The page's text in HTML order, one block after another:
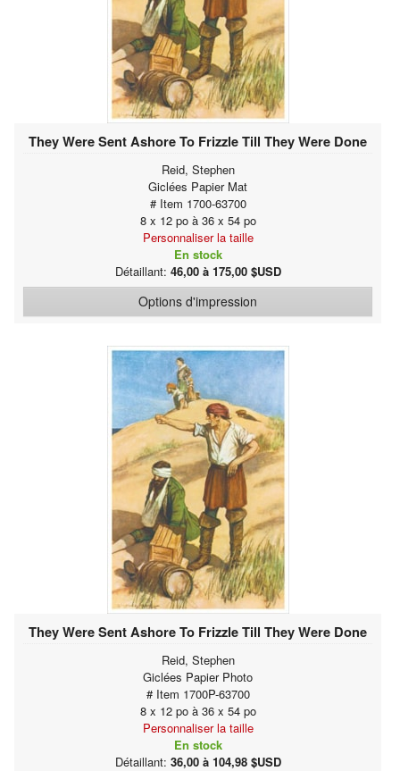
They Were Sent Ashore To Frizzle Till They Were Done
Reid, Stephen
Giclées Papier Mat
# Item 1700-63700
8 x 12 po à 36 x 54 po
Personnaliser la taille
En stock
Détaillant: 46,00 à 175,00 $USD
Options d'impression
They Were Sent Ashore To Frizzle Till They Were Done
Reid, Stephen
Giclées Papier Photo
# Item 1700P-63700
8 x 12 po à 36 x 54 po
Personnaliser la taille
En stock
Détaillant: 36,00 à 104,98 $USD